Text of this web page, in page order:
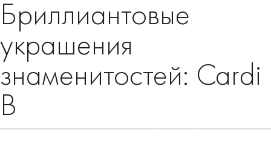
Бриллиантовые
украшения
знаменитостей: Cardi
B